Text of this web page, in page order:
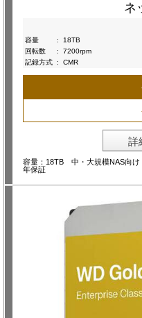
ネ
容量
:
18TB
回転数
:
7200rpm
記録方式 : CMR
詳
容量：18TB 中・大規模NAS向
年保証